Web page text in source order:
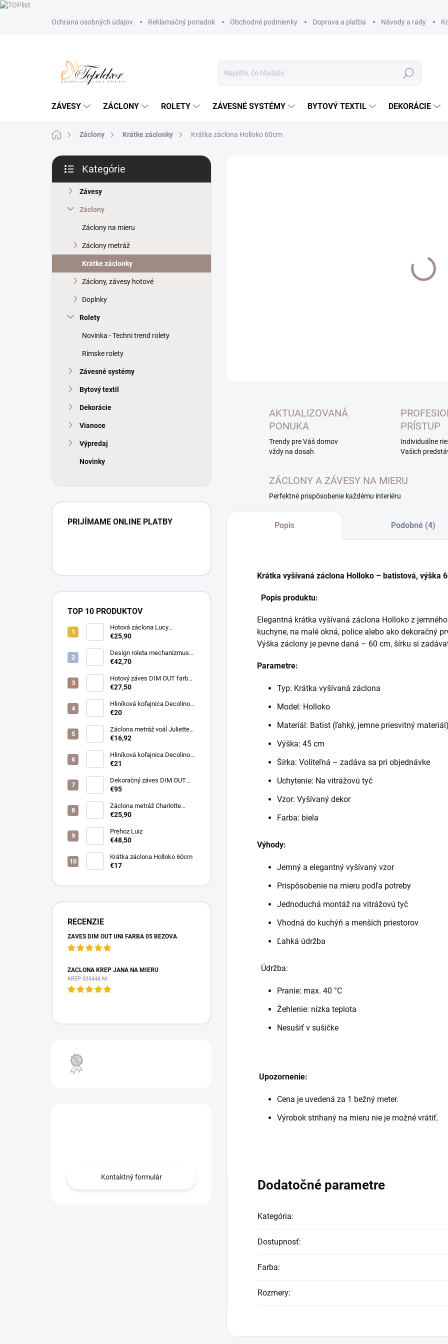
Ochrana osobných údajov Reklamačný poriadok Obchodné podmienky Doprava a platba Návody a rady
Hľadať
ZÁVESY ZÁCLONY ROLETY ZÁVESNÉ SYSTÉMY BYTOVÝ TEXTIL DEKORÁCIE
DomovZáclony Krátke záclonky Krátka záclona Holloko 60cm
B
č
kategórie
Kategórie
Závesy
Záclony
Záclony na mieru
Záclony metráž
Krátke záclonky
Záclony, závesy hotové
Doplnky
Rolety
Novinka - Techni trend rolety
Rímske rolety
Závesné systémy
Bytový textil
Dekorácie
Vianoce
Výpredaj
Novinky
PRIJÍMAME ONLINE PLATBY
TOP 10 PRODUKTOV
Hotová záclona Lucy
300x250cm tunel
€25,90
Design roleta mechanizmus
otvorený farba čierna /bez
€42,70
Hotový záves DIM OUT farba
cappuccino
€27,50
Hliníková koľajnica Decolino
čierna
€20
Záclona metráž voál Juliette
farba biela
€16,92
Hliníková koľajnica Decolino
bronz
€21
Dekoračný záves DIM OUT
Pierot farba 08
€95
Záclona metráž Charlotte
púdrová
€25,90
Prehoz Luiz
€48,50
Krátka záclona Holloko 60cm
€17
RECENZIE
ZÁVES DIM OUT UNI FARBA 05 BÉŽOVÁ
ZÁCLONA KREP JANA NA MIERU
KREP 335446 M
Kontaktný formulár
AKTUALIZOVANÁ
PONUKA
Trendy pre Váš domov
vždy na dosah
PRÍSTUP
Individuálne
Vašich
ZÁCLONY A ZÁVESY NA MIERU
Perfektné prispôsobenie každému interiéru
Popis Podobné (4)
Krátka vyšívaná záclona Holloko – batistová, výška
Popis produktu:
Elegantná krátka vyšívaná záclona Holloko z
kuchyne, na malé okná, police alebo ako dekoračný
Výška záclony je pevne daná – 60 cm, šírku si
Parametre:
Typ: Krátka vyšívaná záclona
Model: Holloko
Materiál: Batist (ľahký, jemne priesvitný
Výška: 45 cm
Šírka: Voliteľná – zadáva sa pri objednávke
Uchytenie: Na vitrážovú tyč
Vzor: Vyšívaný dekor
Farba: biela
Výhody:
Jemný a elegantný vyšívaný vzor
Prispôsobenie na mieru podľa potreby
Jednoduchá montáž na vitrážovú tyč
Vhodná do kuchýň a menších priestorov
Ľahká údržba
Údržba:
Pranie: max. 40 °C
Žehlenie: nízka teplota
Nesušiť v sušičke
Upozornenie:
Cena je uvedená za 1 bežný meter.
Výrobok strihaný na mieru nie je možné vrátiť.
Dodatočné parametre
Kategória:
Dostupnosť:
Farba:
Rozmery: